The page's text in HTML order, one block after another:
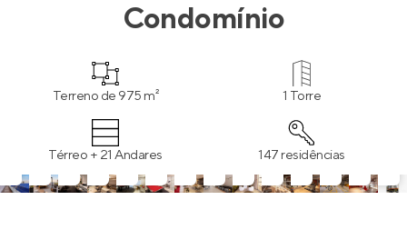
Condomínio
Terreno de 975 m² 1 Torre
Térreo + 21 Andares 147 residências